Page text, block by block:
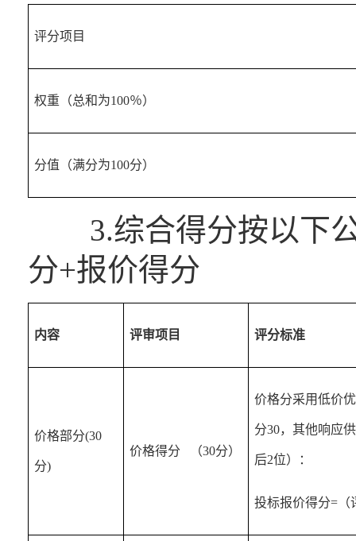
评分项目
权重（总和为100％）
分值（满分为100分）
3.综合得分按以下公
分+报价得分
内容 评审项目 评分标准
价格部分(30
分)
价格得分   （30分）
价格分采用低价
分30，其他响应
后2位）：
投标报价得分=（